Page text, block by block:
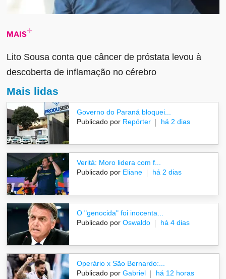
MAIS
Lito Sousa conta que câncer de próstata levou à
descoberta de inflamação no cérebro
Mais lidas
Governo do Paraná bloquei...
Publicado por Repórter há 2 dias
Veritá: Moro lidera com f...
Publicado por Eliane há 2 dias
O "genocida" foi inocenta...
Publicado por Oswaldo há 4 dias
Operário x São Bernardo:...
Publicado por Gabriel há 12 horas